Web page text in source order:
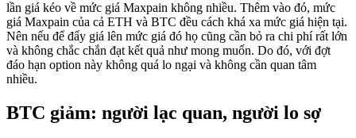
lần giá kéo về mức giá Maxpain không nhiều. Thêm vào đó, mức
giá Maxpain của cả ETH và BTC đều cách khá xa mức giá hiện tại.
Nên nếu để đẩy giá lên mức giá đó họ cũng cần bỏ ra chi phí rất lớn
và không chắc chắn đạt kết quả như mong muốn. Do đó, với đợt
đáo hạn option này không quá lo ngại và không cần quan tâm
nhiều.
BTC giảm: người lạc quan, người lo sợ